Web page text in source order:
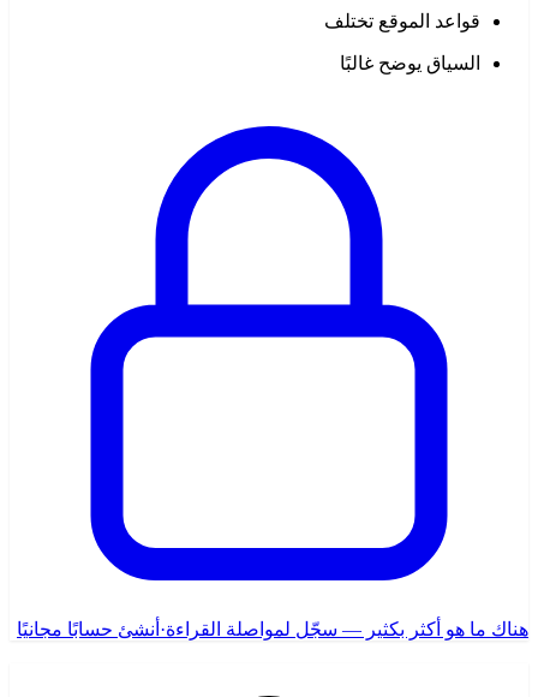
قواعد الموقع تختلف
السياق يوضح غالبًا
هناك ما هو أكثر بكثير — سجّل لمواصلة القراءة· أنشئ حسابًا مجانيًا